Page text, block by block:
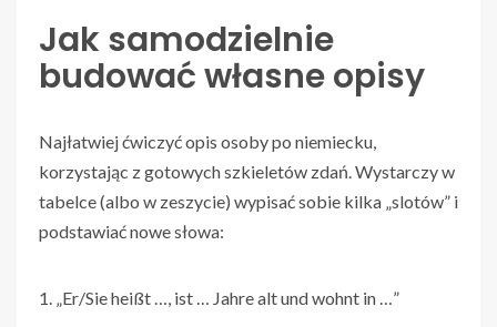
Jak samodzielnie
budować własne opisy
Najłatwiej ćwiczyć opis osoby po niemiecku,
korzystając z gotowych szkieletów zdań. Wystarczy w
tabelce (albo w zeszycie) wypisać sobie kilka „slotów” i
podstawiać nowe słowa:
„Er/Sie heißt …, ist … Jahre alt und wohnt in …”